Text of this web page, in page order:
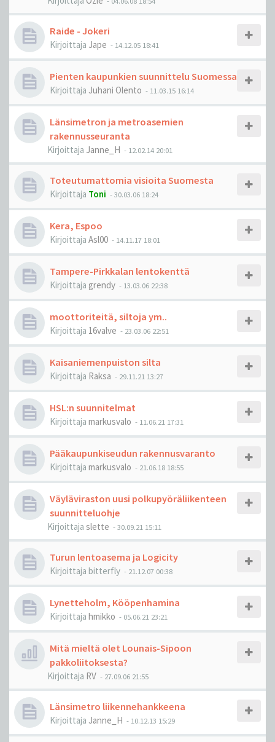
Raide - Jokeri
Kirjoittaja Jape - 14.12.05 18:41
Pienten kaupunkien suunnittelu Suomessa
Kirjoittaja Juhani Olento - 11.03.15 16:14
Länsimetron ja metroasemien
rakennusseuranta
Kirjoittaja Janne_H - 12.02.14 20:01
Toteutumattomia visioita Suomesta
Kirjoittaja Toni -30.03.06 18:24
Kera, Espoo
Kirjoittaja Asl00 - 14.11.17 18:01
Tampere-Pirkkalan lentokenttä
Kirjoittaja grendy - 13.03.06 22:38
moottoriteitä, siltoja ym..
Kirjoittaja 16valve - 23.03.06 22:51
Kaisaniemenpuiston silta
Kirjoittaja Raksa - 29.11.21 13:27
HSL:n suunnitelmat
Kirjoittaja markusvalo - 11.06.21 17:31
Pääkaupunkiseudun rakennusvaranto
Kirjoittaja markusvalo - 21.06.18 18:55
Väyläviraston uusi polkupyöräliikenteen
suunnitteluohje
Kirjoittaja slette -30.09.21 15:11
Turun lentoasema ja Logicity
Kirjoittaja bitterfly - 21.12.07 00:38
Lynetteholm, Kööpenhamina
Kirjoittaja hmikko - 05.06.21 23:21
Mitä mieltä olet Lounais-Sipoon
pakkoliitoksesta?
Kirjoittaja RV - 27.09.06 21:55
Länsimetro liikennehankkeena
Kirjoittaja Janne_H - 10.12.13 15:29